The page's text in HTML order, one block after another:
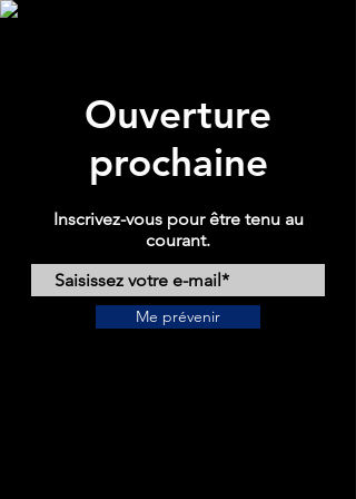
Ouverture
prochaine
Inscrivez-vous pour être tenu au
courant.
Me prévenir